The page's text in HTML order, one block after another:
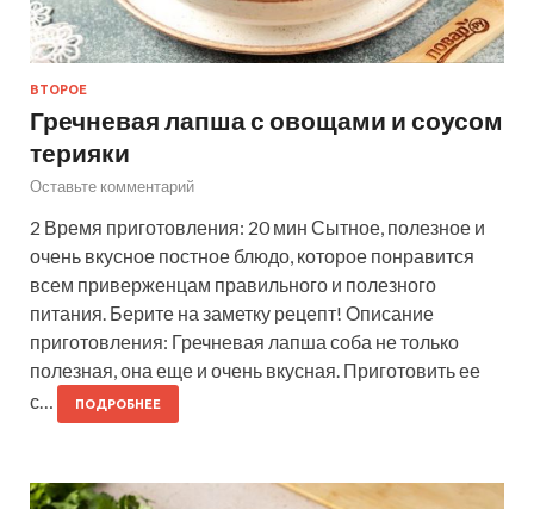
ВТОРОЕ
Гречневая лапша с овощами и соусом
терияки
Оставьте комментарий
2 Время приготовления: 20 мин Сытное, полезное и
очень вкусное постное блюдо, которое понравится
всем приверженцам правильного и полезного
питания. Берите на заметку рецепт! Описание
приготовления: Гречневая лапша соба не только
полезная, она еще и очень вкусная. Приготовить ее
с…
ПОДРОБНЕЕ